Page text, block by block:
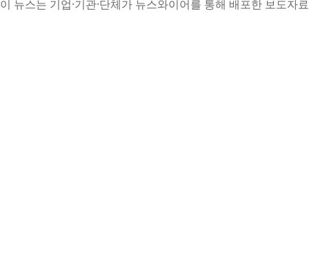
이 뉴스는 기업·기관·단체가 뉴스와이어를 통해 배포한 보도자